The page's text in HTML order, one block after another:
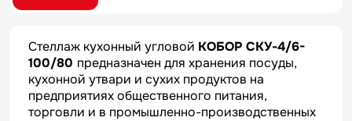
Стеллаж кухонный угловой КОБОР СКУ-4/6-
100/80 предназначен для хранения посуды,
кухонной утвари и сухих продуктов на
предприятиях общественного питания,
торговли и в промышленно-производственных